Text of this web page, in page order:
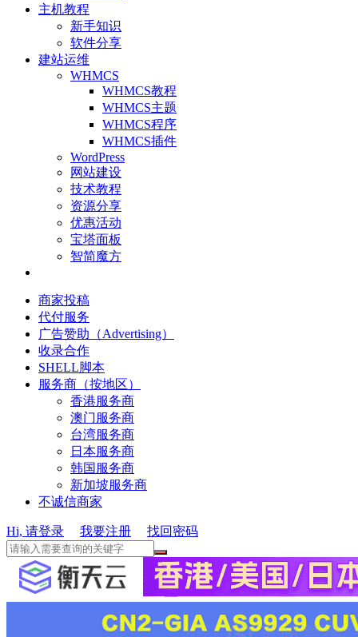
主机教程
新手知识
软件分享
建站运维
WHMCS
WHMCS教程
WHMCS主题
WHMCS程序
WHMCS插件
WordPress
网站建设
技术教程
资源分享
优惠活动
宝塔面板
智简魔方
商家投稿
代付服务
广告赞助（Advertising）
收录合作
SHELL脚本
服务商（按地区）
香港服务商
澳门服务商
台湾服务商
日本服务商
韩国服务商
新加坡服务商
不诚信商家
Hi, 请登录 我要注册 找回密码